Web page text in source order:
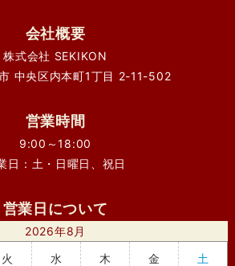
会社概要
株式会社 SEKIKON
中央区内本町1丁目 2-11-502
営業時間
9:00～18:00
日：土・日曜日、祝日
営業日について
2026年8月
火 水 木 金 土